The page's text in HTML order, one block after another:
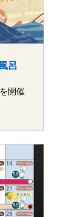
呂
開催